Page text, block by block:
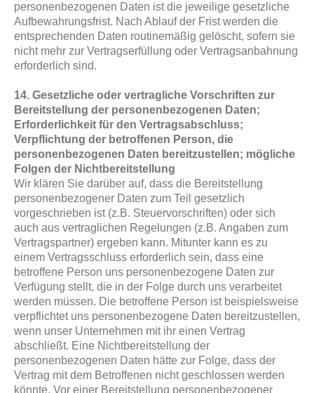
personenbezogenen Daten ist die jeweilige gesetzliche
Aufbewahrungsfrist. Nach Ablauf der Frist werden die
entsprechenden Daten routinemäßig gelöscht, sofern sie
nicht mehr zur Vertragserfüllung oder Vertragsanbahnung
erforderlich sind.
14. Gesetzliche oder vertragliche Vorschriften zur
Bereitstellung der personenbezogenen Daten;
Erforderlichkeit für den Vertragsabschluss;
Verpflichtung der betroffenen Person, die
personenbezogenen Daten bereitzustellen; mögliche
Folgen der Nichtbereitstellung
Wir klären Sie darüber auf, dass die Bereitstellung
personenbezogener Daten zum Teil gesetzlich
vorgeschrieben ist (z.B. Steuervorschriften) oder sich
auch aus vertraglichen Regelungen (z.B. Angaben zum
Vertragspartner) ergeben kann. Mitunter kann es zu
einem Vertragsschluss erforderlich sein, dass eine
betroffene Person uns personenbezogene Daten zur
Verfügung stellt, die in der Folge durch uns verarbeitet
werden müssen. Die betroffene Person ist beispielsweise
verpflichtet uns personenbezogene Daten bereitzustellen,
wenn unser Unternehmen mit ihr einen Vertrag
abschließt. Eine Nichtbereitstellung der
personenbezogenen Daten hätte zur Folge, dass der
Vertrag mit dem Betroffenen nicht geschlossen werden
könnte. Vor einer Bereitstellung personenbezogener